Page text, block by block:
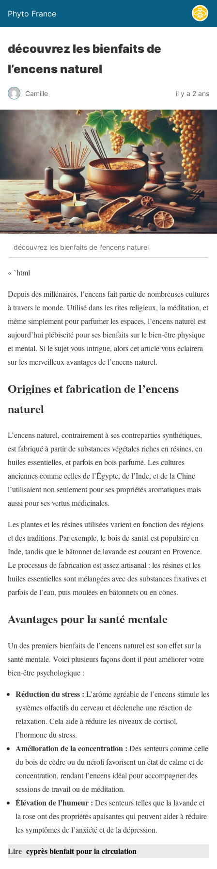
Phyto France
découvrez les bienfaits de
l’encens naturel
Camille il y a 2 ans
découvrez les bienfaits de l'encens naturel
« `html
Depuis des millénaires, l’encens fait partie de nombreuses cultures
à travers le monde. Utilisé dans les rites religieux, la méditation, et
même simplement pour parfumer les espaces, l’encens naturel est
aujourd’hui plébiscité pour ses bienfaits sur le bien-être physique
et mental. Si le sujet vous intrigue, alors cet article vous éclairera
sur les merveilleux avantages de l’encens naturel.
Origines et fabrication de l’encens
naturel
L’encens naturel, contrairement à ses contreparties synthétiques,
est fabriqué à partir de substances végétales riches en résines, en
huiles essentielles, et parfois en bois parfumé. Les cultures
anciennes comme celles de l’Égypte, de l’Inde, et de la Chine
l’utilisaient non seulement pour ses propriétés aromatiques mais
aussi pour ses vertus médicinales.
Les plantes et les résines utilisées varient en fonction des régions
et des traditions. Par exemple, le bois de santal est populaire en
Inde, tandis que le bâtonnet de lavande est courant en Provence.
Le processus de fabrication est assez artisanal : les résines et les
huiles essentielles sont mélangées avec des substances fixatives et
parfois de l’eau, puis moulées en bâtonnets ou en cônes.
Avantages pour la santé mentale
Un des premiers bienfaits de l’encens naturel est son effet sur la
santé mentale. Voici plusieurs façons dont il peut améliorer votre
bien-être psychologique :
Réduction du stress : L’arôme agréable de l’encens stimule les
systèmes olfactifs du cerveau et déclenche une réaction de
relaxation. Cela aide à réduire les niveaux de cortisol,
l’hormone du stress.
Amélioration de la concentration : Des senteurs comme celle
du bois de cèdre ou du néroli favorisent un état de calme et de
concentration, rendant l’encens idéal pour accompagner des
sessions de travail ou de méditation.
Élévation de l’humeur : Des senteurs telles que la lavande et
la rose ont des propriétés apaisantes qui peuvent aider à réduire
les symptômes de l’anxiété et de la dépression.
Lire cyprès bienfait pour la circulation